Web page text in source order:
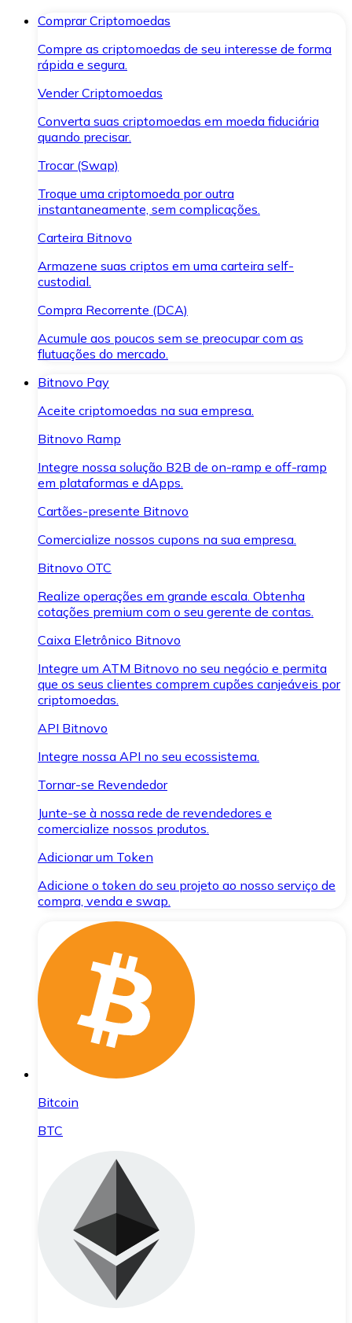
Comprar Criptomoedas
Compre as criptomoedas de seu interesse de forma
rápida e segura.
Vender Criptomoedas
Converta suas criptomoedas em moeda fiduciária
quando precisar.
Trocar (Swap)
Troque uma criptomoeda por outra
instantaneamente, sem complicações.
Carteira Bitnovo
Armazene suas criptos em uma carteira self-
custodial.
Compra Recorrente (DCA)
Acumule aos poucos sem se preocupar com as
flutuações do mercado.
Bitnovo Pay
Aceite criptomoedas na sua empresa.
Bitnovo Ramp
Integre nossa solução B2B de on-ramp e off-ramp
em plataformas e dApps.
Cartões-presente Bitnovo
Comercialize nossos cupons na sua empresa.
Bitnovo OTC
Realize operações em grande escala. Obtenha
cotações premium com o seu gerente de contas.
Caixa Eletrônico Bitnovo
Integre um ATM Bitnovo no seu negócio e permita
que os seus clientes comprem cupões canjeáveis por
criptomoedas.
API Bitnovo
Integre nossa API no seu ecossistema.
Tornar-se Revendedor
Junte-se à nossa rede de revendedores e
comercialize nossos produtos.
Adicionar um Token
Adicione o token do seu projeto ao nosso serviço de
compra, venda e swap.
Bitcoin
BTC